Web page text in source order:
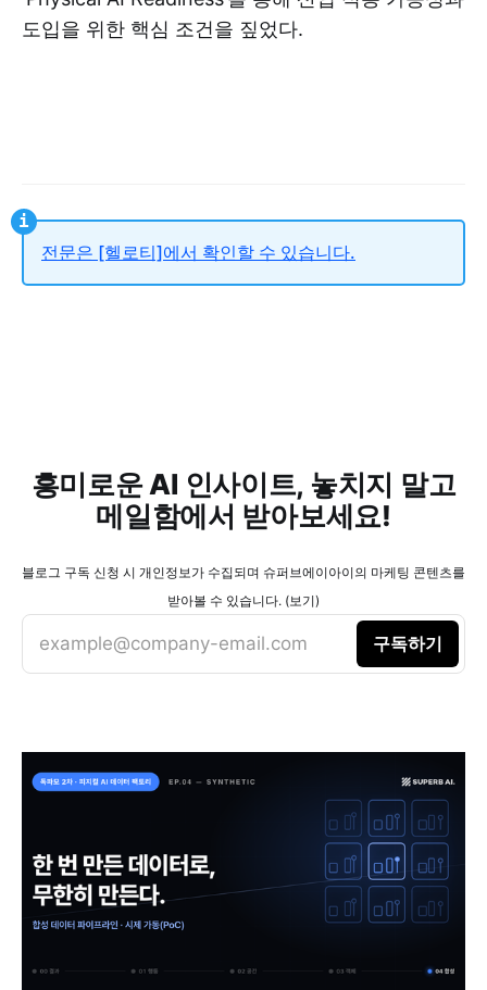
도입을 위한 핵심 조건을 짚었다.
전문은 [헬로티]에서 확인할 수 있습니다.
흥미로운 AI 인사이트, 놓치지 말고
메일함에서 받아보세요!
블로그 구독 신청 시 개인정보가 수집되며 슈퍼브에이아이의 마케팅 콘텐츠를
받아볼 수 있습니다. (보기)
example@company-email.com 구독하기